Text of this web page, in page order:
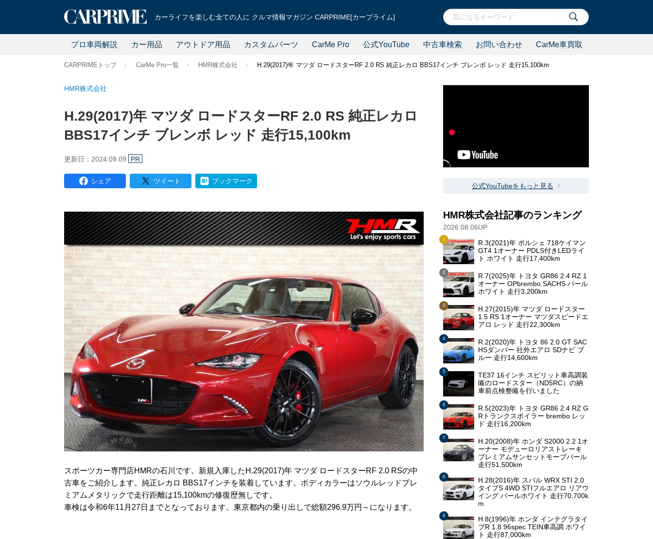
カーライフを楽しむ全ての人に クルマ情報マガジン CARPRIME[カープライム]
プロ車両解説 カー用品 アウトドア用品 カスタムパーツ CarMe Pro 公式YouTube 中古車検索 お問い合わせ CarMe車買取
CARPRIMEトップ CarMe Pro一覧 HMR株式会社 H.29(2017)年 マツダ ロードスターRF 2.0 RS 純正レカロ BBS17インチ ブレンボ レッド 走行15,100km
HMR株式会社
H.29(2017)年 マツダ ロードスターRF 2.0 RS 純正レカロ
BBS17インチ ブレンボ レッド 走行15,100km
更新日：2024.09.09 PR
シェア ツイート ブックマーク
スポーツカー専門店HMRの石川です。新規入庫したH.29(2017)年 マツダ ロードスターRF 2.0 RSの中
古車をご紹介します。純正レカロ BBS17インチを装着しています。ボディカラーはソウルレッドプレ
ミアムメタリックで走行距離は15,100kmの修復歴無しです。
車検は令和6年11月27日までとなっております。東京都内の乗り出しで総額296.9万円～になります。
公式YouTubeをもっと見る
HMR株式会社記事のランキング
2026.08.06UP
R.3(2021)年 ポルシェ 718ケイマン
GT4 1オーナー PDLS付きLEDライ
ト ホワイト 走行17,400km
R.7(2025)年 トヨタ GR86 2.4 RZ 1
オーナー OPbrembo SACHS パール
ホワイト 走行3,200km
H.27(2015)年 マツダ ロードスター
1.5 RS 1オーナー マツダスピードエ
アロ レッド 走行22,300km
R.2(2020)年 トヨタ 86 2.0 GT SAC
HSダンパー 社外エアロ SDナビ ブ
ルー 走行14,600km
TE37 16インチ スピリット車高調装
備のロードスター（ND5RC）の納
車前点検整備を行いました
R.5(2023)年 トヨタ GR86 2.4 RZ G
Rトランクスポイラー brembo レッ
ド 走行16,200km
H.20(2008)年 ホンダ S2000 2.2 1オ
ーナー モデューロリアストレーキ
プレミアムサンセットモーブパール
走行51,500km
H.28(2016)年 スバル WRX STI 2.0
タイプS 4WD STIフルエアロ リアウ
イング パールホワイト 走行70,700k
m
H.8(1996)年 ホンダ インテグラタイ
プR 1.8 96spec TEIN車高調 ホワイ
ト 走行87,000km